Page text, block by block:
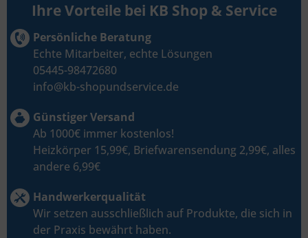
Ihre Vorteile bei KB Shop & Service
Persönliche Beratung
Echte Mitarbeiter, echte Lösungen
05445-98472680
info@kb-shopundservice.de
Günstiger Versand
Ab 1000€ immer kostenlos!
Heizkörper 15,99€, Briefwarensendung 2,99€, alles
andere 6,99€
Handwerkerqualität
Wir setzen ausschließlich auf Produkte, die sich in
der Praxis bewährt haben.